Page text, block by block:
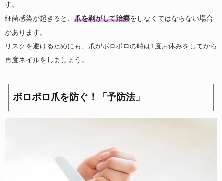
す。
細菌感染が起きると、 爪を剥がして治療をしなくてはならない場合
があります。
リスクを避けるためにも、爪がボロボロの時は1度お休みをしてから
再度ネイルをしましょう。
ボロボロ爪を防ぐ！「予防法」